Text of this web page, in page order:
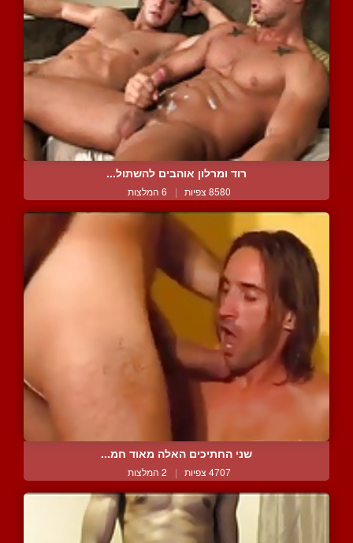
רוד ומרלון אוהבים להשתול...
8580 צפיות | 6 המלצות
שני החתיכים האלה מאוד חמ...
4707 צפיות | 2 המלצות